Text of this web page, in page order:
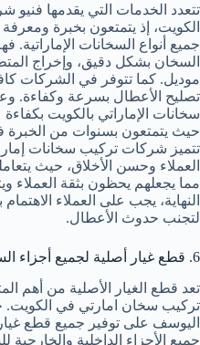
تتعدد الخدمات التي يقدمها
الكويت، إذ يتمتعون بخبرة
جميع أنواع السخانات
السخان بشكل دقيق، وإخراج
موديل. كما تتوفر في الشركات
تصليح الأعطال بسرعة وكفاءة.
سخانات الإماراتي بالكويت بكفاءة
حيث يتمتعون بسنوات من الخبرة
تتميز شركات تركيب سخانات
العملاء وحسن الأخلاق، حيث
مما يجعلهم يحظون بثقة العملاء
النهاية، يجب على العملاء
لتجنب حدوث الأعطال.
6. قطع غيار أصلية لجميع أجزاء السخان
تعد قطع الغيار الأصلية من أهم
تركيب سخان امارتي في الكويت.
اليوسف على توفير جميع قطع
جميع الأجزاء الداخلية